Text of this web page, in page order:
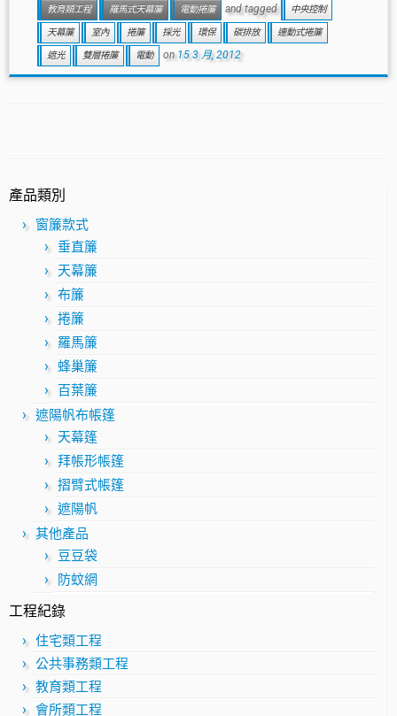
教育類工程
羅馬式天幕簾 電動捲簾 and tagged
中央控制
天幕簾
室內 捲簾 採光 環保 碳排放
連動式捲簾
遮光
雙層捲簾 電動 on15 3 月, 2012
產品類別
窗簾款式
垂直簾
天幕簾
布簾
捲簾
羅馬簾
蜂巢簾
百葉簾
遮陽帆布帳篷
天幕篷
拜帳形帳篷
摺臂式帳篷
遮陽帆
其他產品
豆豆袋
防蚊網
工程紀錄
住宅類工程
公共事務類工程
教育類工程
會所類工程